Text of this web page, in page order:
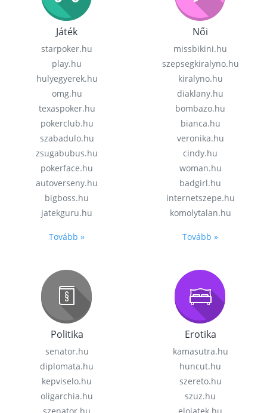
Játék
starpoker.hu
play.hu
hulyegyerek.hu
omg.hu
texaspoker.hu
pokerclub.hu
szabadulo.hu
zsugabubus.hu
pokerface.hu
autoverseny.hu
bigboss.hu
jatekguru.hu
Tovább »
Női
missbikini.hu
szepsegkiralyno.hu
kiralyno.hu
diaklany.hu
bombazo.hu
bianca.hu
veronika.hu
cindy.hu
woman.hu
badgirl.hu
internetszepe.hu
komolytalan.hu
Tovább »
Politika
senator.hu
diplomata.hu
kepviselo.hu
oligarchia.hu
Erotika
kamasutra.hu
huncut.hu
szereto.hu
szuz.hu